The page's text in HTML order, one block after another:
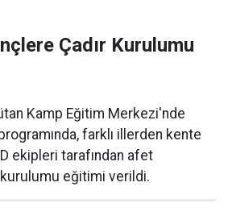
Çadır Kurulumu
Kamp Eğitim Merkezi'nde
farklı illerden kente
ekipleri tarafından afet
kurulumu eğitimi verildi.